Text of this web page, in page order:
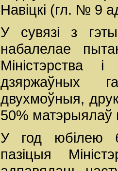
Навіцкі (гл. № 9
У сувязі з
набалелае
Міністэрства
дзяржаўных
двухмоўныя,
50% матэрыялаў
У год юбілею
пазіцыя